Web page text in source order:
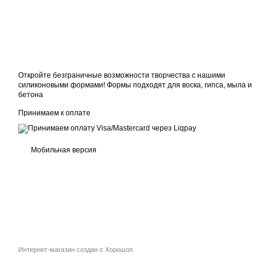
Откройте безграничные возможности творчества с нашими
силиконовыми формами! Формы подходят для воска, гипса, мыла и
бетона
Принимаем к оплате
Мобильная версия
Интернет-магазин создан с Хорошоп